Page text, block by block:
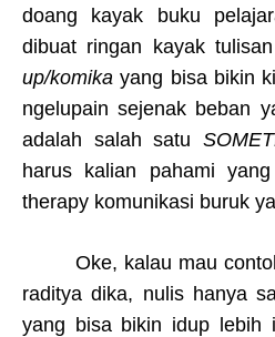
doang kayak buku
dibuat ringan kayak
up/komika yang bisa bikin
ngelupain sejenak beban
adalah salah satu
harus kalian pahami
therapy komunikasi buruk
Oke, kalau mau
raditya dika, nulis hanya
yang bisa bikin idup lebih